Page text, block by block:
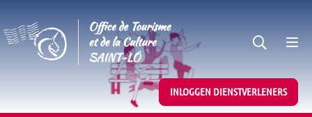
INLOGGEN DIENSTVERLENERS